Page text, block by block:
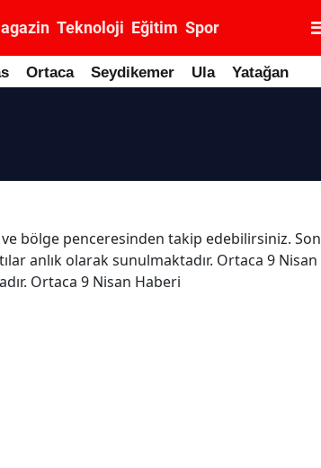
Teknoloji Eğitim Spor
Ortaca Seydikemer Ula Yatağan
bölge penceresinden takip edebilirsiniz. Son
anlık olarak sunulmaktadır. Ortaca 9 Nisan
Ortaca 9 Nisan Haberi